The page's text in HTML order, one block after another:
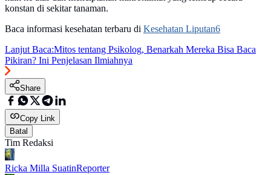
konstan di sekitar tanaman.
Baca informasi kesehatan terbaru di Kesehatan Liputan6
Lanjut Baca:Mitos tentang Psikolog, Benarkah Mereka Bisa Baca
Pikiran? Ini Penjelasan Ilmiahnya
Share
Copy Link
Batal
Tim Redaksi
Ricka Milla SuatinReporter